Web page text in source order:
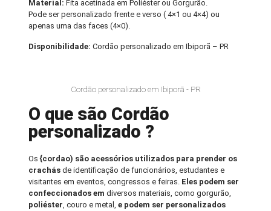
Material: Fita acetinada em Poliéster ou Gorgurão.
Pode ser personalizado frente e verso ( 4×1 ou 4×4) ou
apenas uma das faces (4×0).
Disponibilidade:Cordão personalizado em Ibiporã – PR
Cordão personalizado em Ibiporã - PR
O que são Cordão
personalizado ?
Os {cordao) são acessórios utilizados para prender os
crachás de identificação de funcionários, estudantes e
visitantes em eventos, congressos e feiras. Eles podem ser
confeccionados emdiversos materiais, como gorgurão,
poliéster, couro e metal,e podem ser personalizados